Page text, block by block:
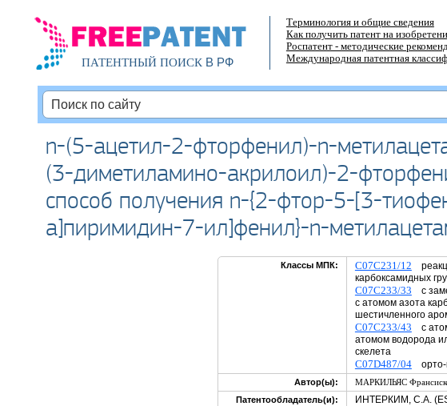
ПАТЕНТНЫЙ ПОИСКВ РФ
Терминология и общие сведения
Как получить патент на
Роспатент - методические
Международная патентная
n-(5-ацетил-2-фторфенил)-n-
(3-диметиламино-акрилоил)-2-
способ получения n-{2-фтор-5-[3-
а]пиримидин-7-ил]фенил}-n-
Классы МПК: C07C231/12
карбоксамидных
C07C233/33 с
с атомом азота
шестичленного
C07C233/43 с
атомом водорода
скелета
C07D487/04орто-
Автор(ы): МАРКИЛЬЯС
Патентообладатель(и):
ИНТЕРКИМ, С.А.